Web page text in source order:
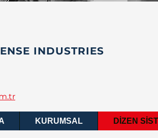
INDUSTRIES
KURUMSAL DİZEN